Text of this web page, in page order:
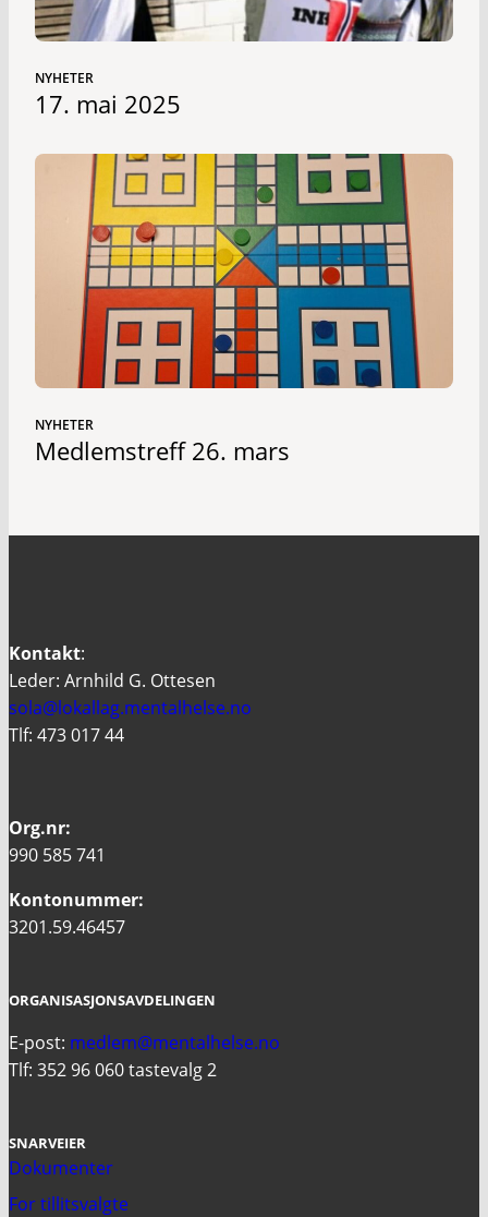
NYHETER
17. mai 2025
NYHETER
Medlemstreff 26. mars
Kontakt:
Leder: Arnhild G. Ottesen
sola@lokallag.mentalhelse.no
Tlf: 473 017 44
Org.nr:
990 585 741
Kontonummer:
3201.59.46457
ORGANISASJONSAVDELINGEN
E-post: medlem@mentalhelse.no
Tlf: 352 96 060 tastevalg 2
SNARVEIER
Dokumenter
For tillitsvalgte